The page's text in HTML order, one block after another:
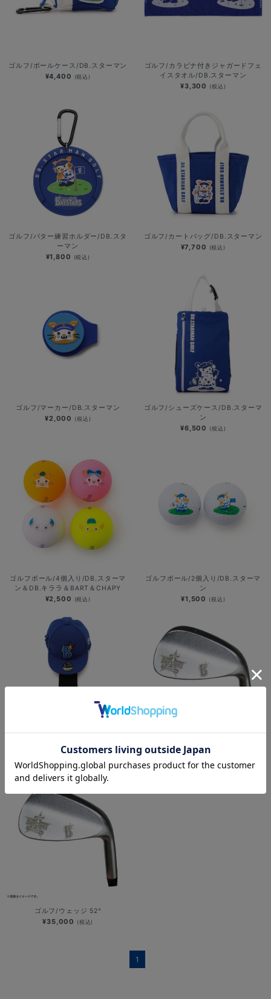
ゴルフ/ボールケース/DB.スターマン
¥4,400 (税込)
ゴルフ/カラビナ付きジャガードフェ
イスタオル/DB.スターマン
¥3,300 (税込)
ゴルフ/パター練習ホルダー/DB.スタ
ーマン
¥1,800 (税込)
ゴルフ/カートバッグ/DB.スターマン
¥7,700 (税込)
ゴルフ/マーカー/DB.スターマン
¥2,000 (税込)
ゴルフ/シューズケース/DB.スターマ
ン
¥6,500 (税込)
ゴルフボール/4個入り/DB.スターマ
ン＆DB.キララ＆BART＆CHAPY
¥2,500 (税込)
ゴルフボール/2個入り/DB.スターマ
ン
¥1,500 (税込)
NEW ERA/Head cover/HOME
¥5,500 (税込)
ゴルフ/ウェッジ 58°
¥35,000
ゴルフ/ウェッジ 52°
¥35,000 (税込)
1